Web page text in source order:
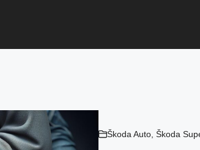
Škoda Auto, Škoda